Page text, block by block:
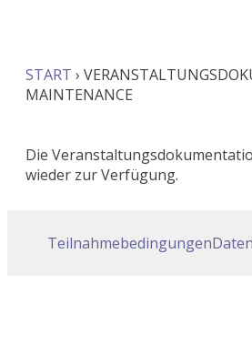
START ›
MAINTENANCE
Die
wieder zur Verfügung.
Teilnahmebedingungen